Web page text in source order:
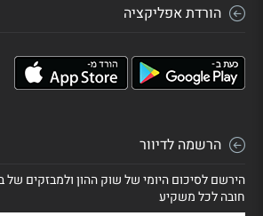
הורדת אפליקציה
הרשמה לדיוור
הירשם לסיכום היומי של שוק ההון ולמבזקים של
חובה לכל משקיע